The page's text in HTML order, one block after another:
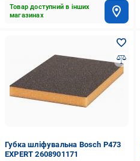
Товар доступний в інших
магазинах
Губка шліфувальна Bosch P473
EXPERT 2608901171